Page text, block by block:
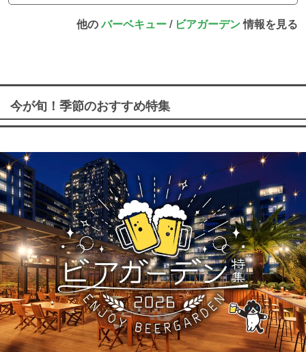
他のバーベキュー/ ビアガーデン情報を見る
今が旬！季節のおすすめ特集